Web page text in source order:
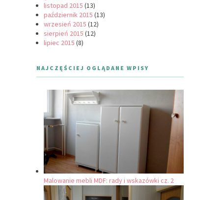
listopad 2015 (13)
październik 2015 (13)
wrzesień 2015 (12)
sierpień 2015 (12)
lipiec 2015 (8)
NAJCZĘŚCIEJ OGLĄDANE WPISY
Malowanie mebli MDF: rady i wskazówki cz. 2